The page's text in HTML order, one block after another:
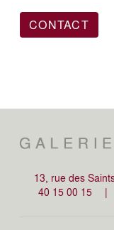
CONTACT
13, rue des
40 15 00 15
|